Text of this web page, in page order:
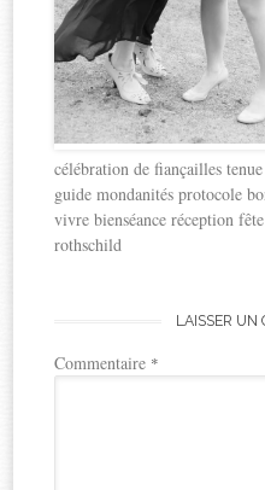
célébration de fiançailles
guide mondanités protocole
vivre bienséance réception
rothschild
LAISSER UN
Commentaire *